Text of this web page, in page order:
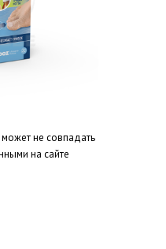
не совпадать
на сайте